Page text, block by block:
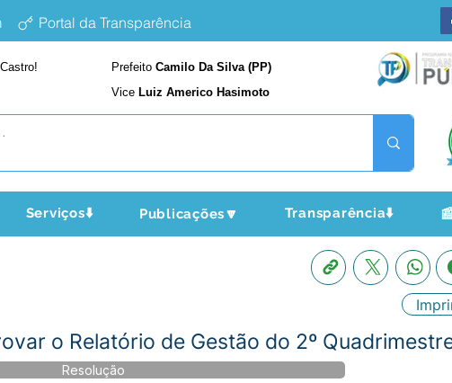
Portal da Transparência
Prefeito Camilo Da Silva (PP)
Vice Luiz Americo Hasimoto
Serviços⬇️ Publicações🔽 Transparência⬇️
o Relatório de Gestão do 2º
Resolução